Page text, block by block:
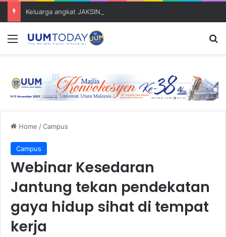
Menu
Home /Campus
Campus
Webinar Kesedaran
Jantung tekan pendekatan
gaya hidup sihat di tempat
kerja